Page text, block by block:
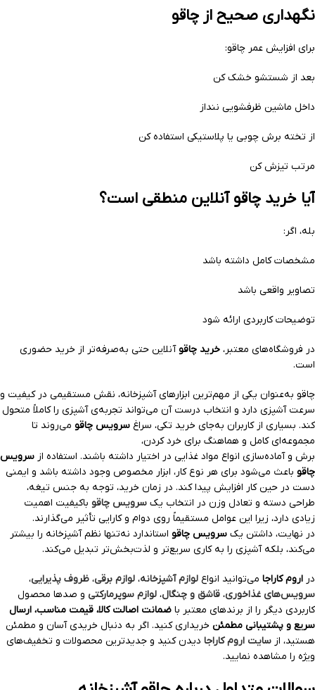
نگهداری صحیح از چاقو
برای افزایش عمر چاقو:
بعد از شستشو خشک کن
داخل ماشین ظرفشویی ننداز
از تخته برش چوبی یا پلاستیکی استفاده کن
مرتب تیزش کن
آیا خرید چاقو آنلاین منطقی است؟
بله، اگر:
مشخصات کامل داشته باشد
تصاویر واقعی باشد
توضیحات کاربردی ارائه شود
در فروشگاه‌های معتبر، خرید چاقوآنلاین حتی به‌صرفه‌تر از خرید حضوری
است.
چاقو به‌عنوان یکی از مهم‌ترین ابزارهای آشپزخانه، نقش مستقیمی در کیفیت و
سرعت آشپزی دارد و انتخاب درست آن می‌تواند تجربه‌ی آشپزی را کاملاً متحول
کند. بسیاری از کاربران به‌جای خرید تکی، سراغ سرویس چاقو می‌روند تا
مجموعه‌ای کامل و هماهنگ برای خرد کردن،
برش و آماده‌سازی انواع مواد غذایی در اختیار داشته باشند. استفاده از سرویس
چاقو باعث می‌شود برای هر نوع کار، ابزار مخصوص وجود داشته باشد و ایمنی
دست در حین کار افزایش پیدا کند. در زمان خرید، توجه به جنس تیغه،
طراحی دسته و تعادل وزن در انتخاب یک سرویس چاقو باکیفیت اهمیت
زیادی دارد، زیرا این عوامل مستقیماً روی دوام و کارایی تأثیر می‌گذارند.
در نهایت، داشتن یک سرویس چاقو استاندارد نه‌تنها نظم آشپزخانه را بیشتر
می‌کند، بلکه آشپزی را به کاری سریع‌تر و لذت‌بخش‌تر تبدیل می‌کند.
در اروم کاراجا می‌توانید انواع لوازم آشپزخانه، لوازم برقی، ظروف پذیرایی،
سرویس‌های غذاخوری، قاشق و چنگال، لوازم سوپرمارکتی و صدها محصول
کاربردی دیگر را از برندهای معتبر با ضمانت اصالت کالا، قیمت مناسب، ارسال
سریع و پشتیبانی مطمئن خریداری کنید. اگر به دنبال خریدی آسان و مطمئن
هستید، از سایت اروم کاراجا دیدن کنید و جدیدترین محصولات و تخفیف‌های
ویژه را مشاهده نمایید.